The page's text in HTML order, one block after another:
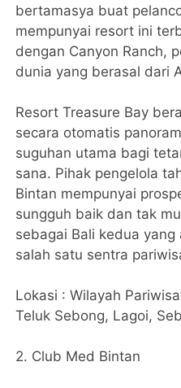
bertamasya buat
mempunyai resort ini
dengan Canyon Ranch,
dunia yang berasal dari
Resort Treasure Bay
secara otomatis
suguhan utama bagi
sana. Pihak pengelola
Bintan mempunyai
sungguh baik dan tak
sebagai Bali kedua
salah satu sentra
Lokasi : Wilayah
Teluk Sebong, Lagoi,
2. Club Med Bintan